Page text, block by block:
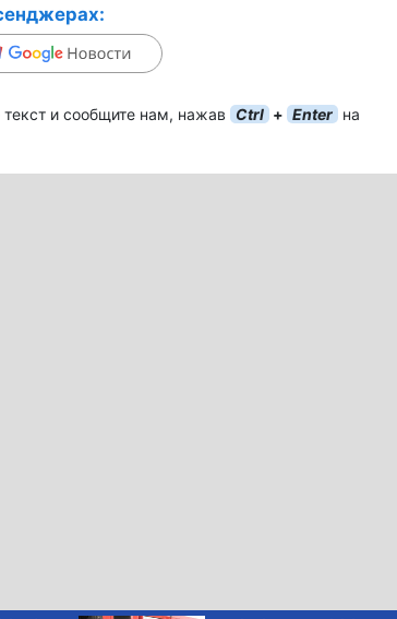
и сообщите нам, нажав Ctrl + Enter на